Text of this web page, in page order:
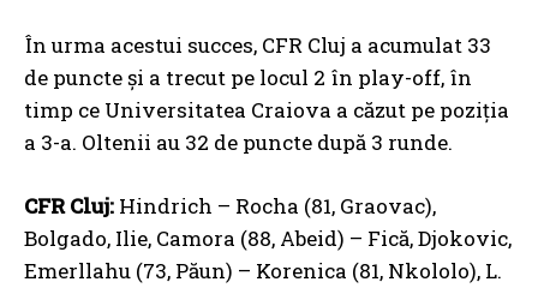
În urma acestui succes, CFR Cluj a acumulat 33
de puncte și a trecut pe locul 2 în play-off, în
timp ce Universitatea Craiova a căzut pe poziția
a 3-a. Oltenii au 32 de puncte după 3 runde.
CFR Cluj: Hindrich – Rocha (81, Graovac),
Bolgado, Ilie, Camora (88, Abeid) – Fică, Djokovic,
Emerllahu (73, Păun) – Korenica (81, Nkololo), L.